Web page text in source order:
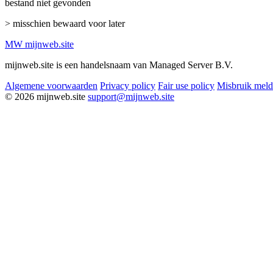
bestand niet gevonden
> misschien bewaard voor later
MW mijnweb.site
mijnweb.site is een handelsnaam van Managed Server B.V.
Algemene voorwaarden Privacy policy Fair use policy Misbruik
© 2026 mijnweb.site support@mijnweb.site